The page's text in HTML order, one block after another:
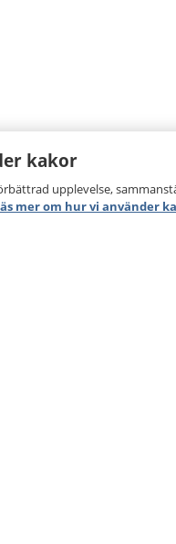
kakor
upplevelse,
mer om hur vi använder